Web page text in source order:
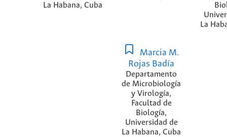
La Habana, Cuba
La
Marcia M.
Rojas Badía
Departamento
de Microbiología
y Virología,
Facultad de
Biología,
Universidad de
La Habana, Cuba